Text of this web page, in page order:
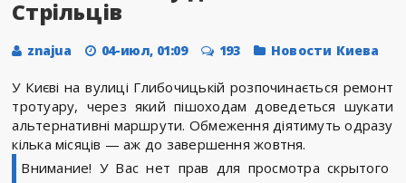
Стрільців
znajua 04-июл, 01:09 193 Новости Киева
У Києві на вулиці Глибочицькій розпочинається ремонт
тротуару, через який пішоходам доведеться шукати
альтернативні маршрути. Обмеження діятимуть одразу
кілька місяців — аж до завершення жовтня.
Внимание! У Вас нет прав для просмотра скрытого